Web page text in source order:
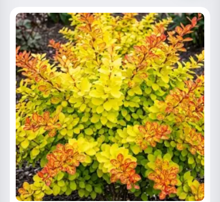
Рослини що в'ються
Гліцинія (Вістерія)
Жимолость декоративна
Плющ
Клематіс